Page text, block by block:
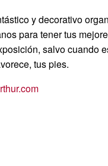
y decorativo
para tener tus
salvo cuando
tus pies.